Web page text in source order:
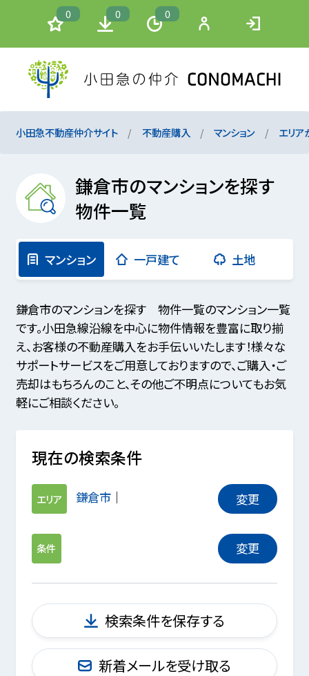
0 0 0
小田急不動産仲介サイト 不動産購入 マンション エリア
鎌倉市のマンションを探す
物件一覧
マンション 一戸建て 土地
鎌倉市のマンションを探す 物件一覧のマンション一覧
です。小田急線沿線を中心に物件情報を豊富に取り揃
え、お客様の不動産購入をお手伝いいたします！様々な
サポートサービスをご用意しておりますので、ご購入・ご
売却はもちろんのこと、その他ご不明点についてもお気
軽にご相談ください。
現在の検索条件
エリア 鎌倉市 変更
条件 変更
検索条件を保存する
新着メールを受け取る